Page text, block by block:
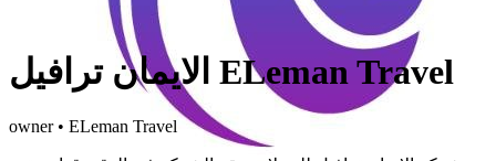
الايمان ترافيل ELeman Travel
owner• ELeman Travel